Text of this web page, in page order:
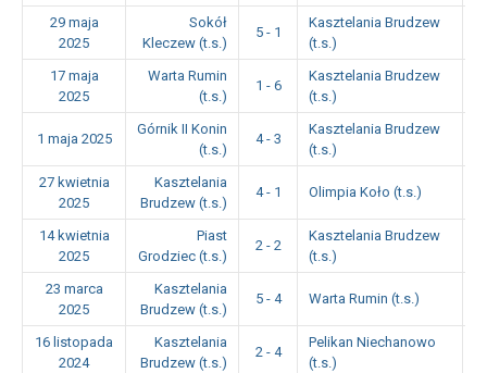
29 maja
2025
Sokół
Kleczew (t.s.)
5 - 1
Kasztelania Brudzew
(t.s.)
17 maja
2025
Warta Rumin
(t.s.)
1 - 6
Kasztelania Brudzew
(t.s.)
1 maja 2025
Górnik II Konin
(t.s.)
4 - 3
Kasztelania Brudzew
(t.s.)
27 kwietnia
2025
Kasztelania
Brudzew (t.s.)
4 - 1 Olimpia Koło (t.s.)
14 kwietnia
2025
Piast
Grodziec (t.s.)
2 - 2
Kasztelania Brudzew
(t.s.)
23 marca
2025
Kasztelania
Brudzew (t.s.)
5 - 4 Warta Rumin (t.s.)
16 listopada
2024
Kasztelania
Brudzew (t.s.)
2 - 4
Pelikan Niechanowo
(t.s.)